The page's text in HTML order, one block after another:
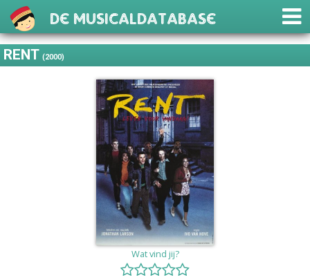
De Musicaldatabase
RENT(2000)
Wat vind jij?